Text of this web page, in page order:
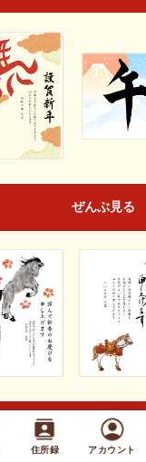
住所録 アカウント
ぜんぶ見る
ぜんぶ見る